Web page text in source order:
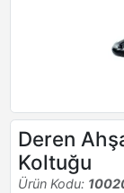
Deren
Koltuğu
Ürün Kodu: